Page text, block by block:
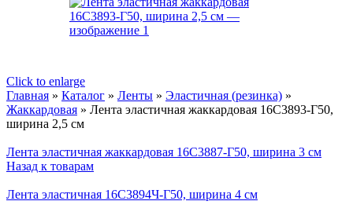
Click to enlarge
Главная » Каталог » Ленты » Эластичная (резинка) »
Жаккардовая » Лента эластичная жаккардовая 16С3893-Г50,
ширина 2,5 см
Лента эластичная жаккардовая 16С3887-Г50, ширина 3 см
Назад к товарам
Лента эластичная 16С3894Ч-Г50, ширина 4 см